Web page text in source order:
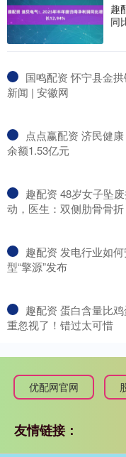
趣
同
国鸣配资 怀宁县金
新闻 | 安徽网
点点赢配资 济民健
余额1.53亿元
趣配资 48岁女子坠
动，医生：双侧肋骨骨
趣配资 发电行业如
型“擎源”发布
趣配资 蛋白含量比
重忽视了！错过太可惜
优配网官网
友情链接：